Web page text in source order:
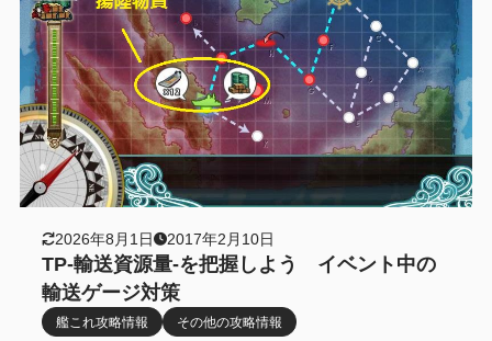
2026年8月1日 2017年2月10日
TP-輸送資源量-を把握しよう イベント中の
輸送ゲージ対策
艦これ攻略情報 その他の攻略情報